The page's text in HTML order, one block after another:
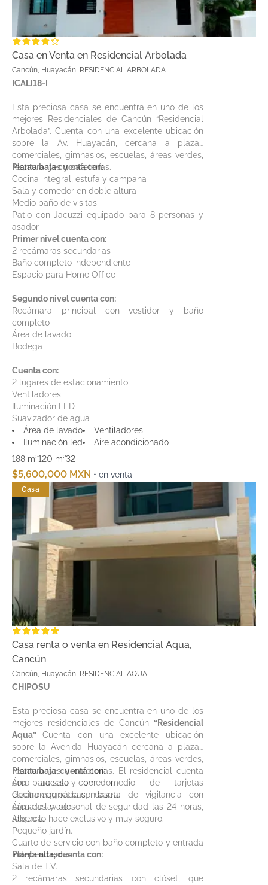
Casa en Venta en Residencial Arbolada
Cancún, Huayacán, RESIDENCIAL ARBOLADA
ICALI18-I
Esta preciosa casa se encuentra en uno de los
mejores Residenciales de Cancún “Residencial
Arbolada”. Cuenta con una excelente ubicación
sobre la Av. Huayacán, cercana a plazas
comerciales, gimnasios, escuelas, áreas verdes,
restaurantes y cafeterías.
Planta baja cuenta con:
Cocina integral, estufa y campana
Sala y comedor en doble altura
Medio baño de visitas
Patio con Jacuzzi equipado para 8 personas y
asador
Primer nivel cuenta con:
2 recámaras secundarias
Baño completo independiente
Espacio para Home Office
Segundo nivel cuenta con:
Recámara principal con vestidor y baño
completo
Área de lavado
Bodega
Cuenta con:
2 lugares de estacionamiento
Ventiladores
Iluminación LED
Suavizador de agua
Área de lavado
Ventiladores
Iluminación led
Aire acondicionado
188 m²120 m²32
$5,600,000 MXN • en venta
Casa
Casa renta o venta en Residencial Aqua,
Cancún
Cancún, Huayacán, RESIDENCIAL AQUA
CHIPOSU
Esta preciosa casa se encuentra en uno de los
mejores residenciales de Cancún “Residencial
Aqua” Cuenta con una excelente ubicación
sobre la Avenida Huayacán cercana a plazas
comerciales, gimnasios, escuelas, áreas verdes,
restaurantes y cafeterías. El residencial cuenta
con acceso por medio de tarjetas
electromagnéticas, caseta de vigilancia con
cámaras y personal de seguridad las 24 horas,
lo que lo hace exclusivo y muy seguro.
Planta baja, cuenta con:
Área para sala y comedor.
Cocina equipada con barra.
Área de lavado.
Alberca.
Pequeño jardín.
Cuarto de servicio con baño completo y entrada
independiente.
Planta alta, cuenta con:
Sala de T.V.
2 recámaras secundarias con clóset, que